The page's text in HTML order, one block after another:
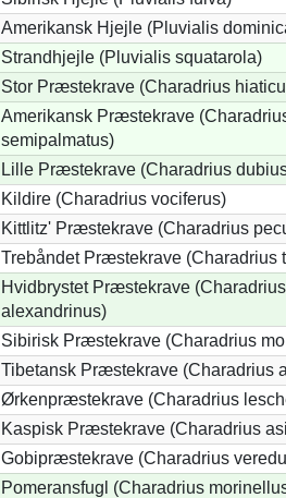
Amerikansk Hjejle (Pluvialis
Strandhjejle (Pluvialis squatarola)
Stor Præstekrave (Charadrius
Amerikansk Præstekrave
semipalmatus)
Lille Præstekrave (Charadrius
Kildire (Charadrius vociferus)
Kittlitz' Præstekrave (Charadrius
Trebåndet Præstekrave (Charadrius
Hvidbrystet Præstekrave (Charadrius
alexandrinus)
Sibirisk Præstekrave (Charadrius
Tibetansk Præstekrave (Charadrius
Ørkenpræstekrave (Charadrius
Kaspisk Præstekrave (Charadrius
Gobipræstekrave (Charadrius
Pomeransfugl (Charadrius